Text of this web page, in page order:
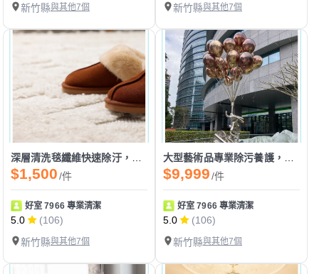
新竹縣與其他7個
新竹縣與其他7個
$1,500/件
好室 7966 專業清潔
5.0
(106)
新竹縣與其他7個
$9,999/件
好室 7966 專業清潔
5.0
(106)
新竹縣與其他7個